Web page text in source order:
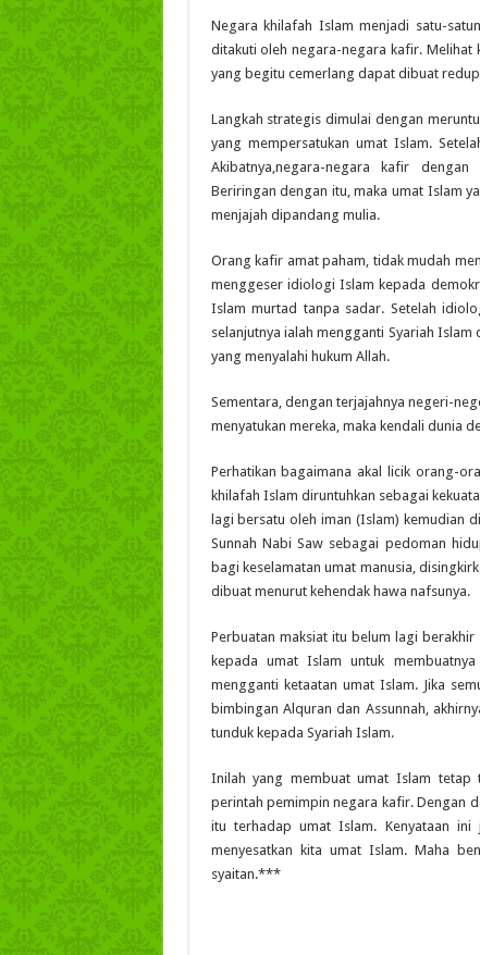
Negara khilafah Islam menjadi satu-
ditakuti oleh negara-negara kafir. Melihat
yang begitu cemerlang dapat dibuat
Langkah strategis dimulai dengan
yang mempersatukan umat Islam.
Akibatnya,negara-negara kafir dengan
Beriringan dengan itu, maka umat Islam
menjajah dipandang mulia.
Orang kafir amat paham, tidak mudah
menggeser idiologi Islam kepada
Islam murtad tanpa sadar. Setelah idio
selanjutnya ialah mengganti Syariah
yang menyalahi hukum Allah.
Sementara,dengan terjajahnya negeri-
menyatukan mereka, maka kendali dunia
Perhatikan bagaimana akal licik orang-
khilafah Islam diruntuhkan sebagai
lagi bersatu oleh iman (Islam) kemudian
Sunnah Nabi Saw sebagai pedoman
bagi keselamatan umat manusia,
dibuat menurut kehendak hawa nafsunya.
Perbuatan maksiat itu belum lagi berakhir
kepada umat Islam untuk
mengganti ketaatan umat Islam. Jika
bimbingan Alquran dan Assunnah,
tunduk kepada Syariah Islam.
Inilah yang membuat umat Islam tetap
perintah pemimpin negara kafir. Dengan
itu terhadap umat Islam. Kenyataan ini
menyesatkan kita umat Islam. Maha
syaitan.***